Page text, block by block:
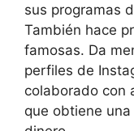
sus programas
También hace
famosas. Da
perfiles de
colaborado con
que obtiene